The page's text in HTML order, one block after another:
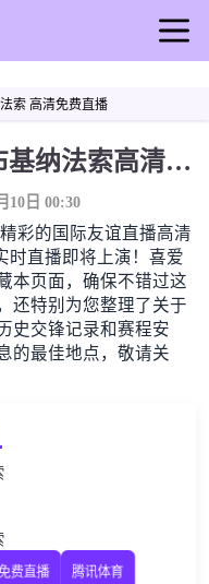
索 高清免费直播
国际友谊 白俄罗斯VS布基纳法索高清直播免费观看
10日 00:30
彩的国际友谊直播高清
时直播即将上演！喜爱
本页面，确保不错过这
还特别为您整理了关于
史交锋记录和赛程安
的最佳地点，敬请关
费直播 腾讯体育